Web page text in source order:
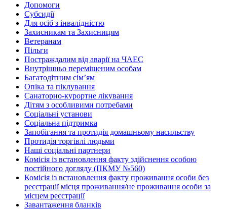
Допомоги
Субсидії
Для осіб з інвалідністю
Захисникам та Захисницям
Ветеранам
Пільги
Постраждалим від аварії на ЧАЕС
Внутрішньо переміщеним особам
Багатодітним сім’ям
Опіка та піклування
Санаторно-курортне лікування
Дітям з особливими потребами
Соціальні установи
Соціальна підтримка
Запобігання та протидія домашньому насильству
Протидія торгівлі людьми
Наші соціальні партнери
Комісія із встановлення факту здійснення особою
постійного догляду (ПКМУ №560)
Комісія із встановлення факту проживання особи без
реєстрації місця проживання/не проживання особи за
місцем реєстрації
Завантаження бланків